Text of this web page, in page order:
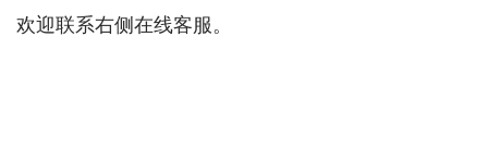
欢迎联系右侧在线客服。